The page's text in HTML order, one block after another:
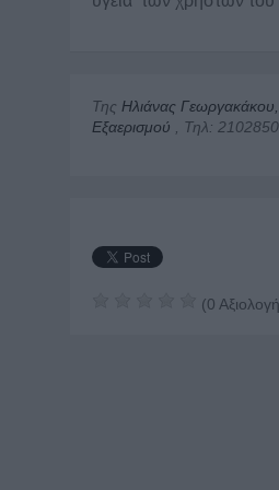
Της Ηλιάνας
Εξαερισμού , Τηλ:
(0